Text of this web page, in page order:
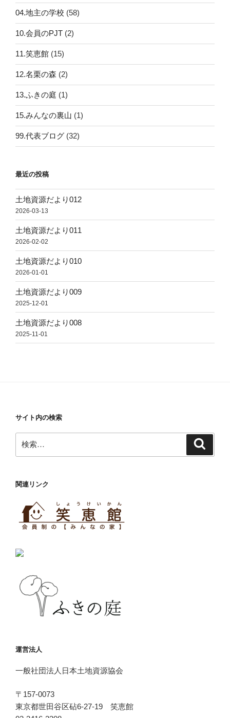
04.地主の学校 (58)
10.会員のPJT (2)
11.笑恵館 (15)
12.名栗の森 (2)
13.ふきの庭 (1)
15.みんなの裏山 (1)
99.代表ブログ (32)
最近の投稿
土地資源だより012
2026-03-13
土地資源だより011
2026-02-02
土地資源だより010
2026-01-01
土地資源だより009
2025-12-01
土地資源だより008
2025-11-01
サイト内の検索
索:
関連リンク
運営法人
一般社団法人日本土地資源協会
〒157-0073
東京都世田谷区砧6-27-19 笑恵館